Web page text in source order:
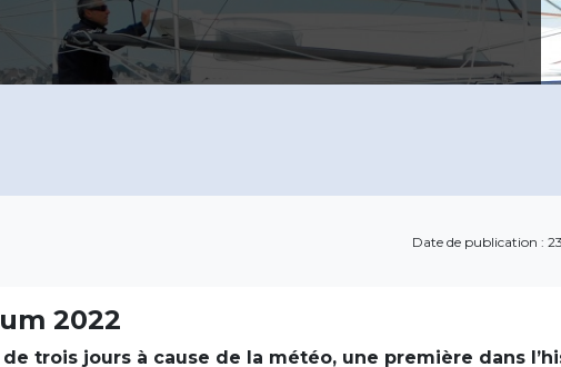
2022
trois jours à cause de la météo, une première dans
Date de publication :